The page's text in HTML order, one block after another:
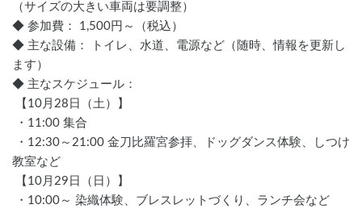
（サイズの大きい車両は要調整）
◆ 参加費： 1,500円～（税込）
◆ 主な設備： トイレ、水道、電源など（随時、情報を更新し
ます）
◆ 主なスケジュール：
【10月28日（土）】
・11:00 集合
・12:30～21:00 金刀比羅宮参拝、ドッグダンス体験、しつけ
教室など
【10月29日（日）】
・10:00～ 染織体験、ブレスレットづくり、ランチ会など